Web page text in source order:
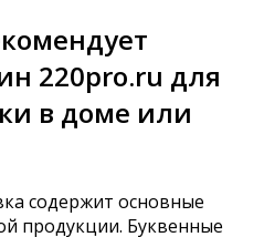
220pro.ru для
в доме или
содержит основные
продукции. Буквенные